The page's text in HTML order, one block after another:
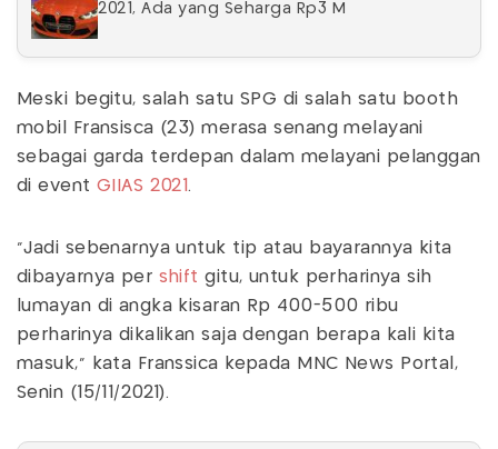
2021, Ada yang Seharga Rp3 M
Meski begitu, salah satu SPG di salah satu booth
mobil Fransisca (23) merasa senang melayani
sebagai garda terdepan dalam melayani pelanggan
di event GIIAS 2021.
“Jadi sebenarnya untuk tip atau bayarannya kita
dibayarnya per shift gitu, untuk perharinya sih
lumayan di angka kisaran Rp 400-500 ribu
perharinya dikalikan saja dengan berapa kali kita
masuk,” kata Franssica kepada MNC News Portal,
Senin (15/11/2021).